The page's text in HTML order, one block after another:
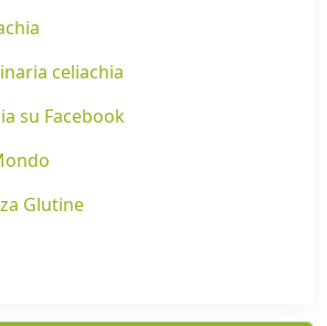
celiachia
su Facebook
Glutine